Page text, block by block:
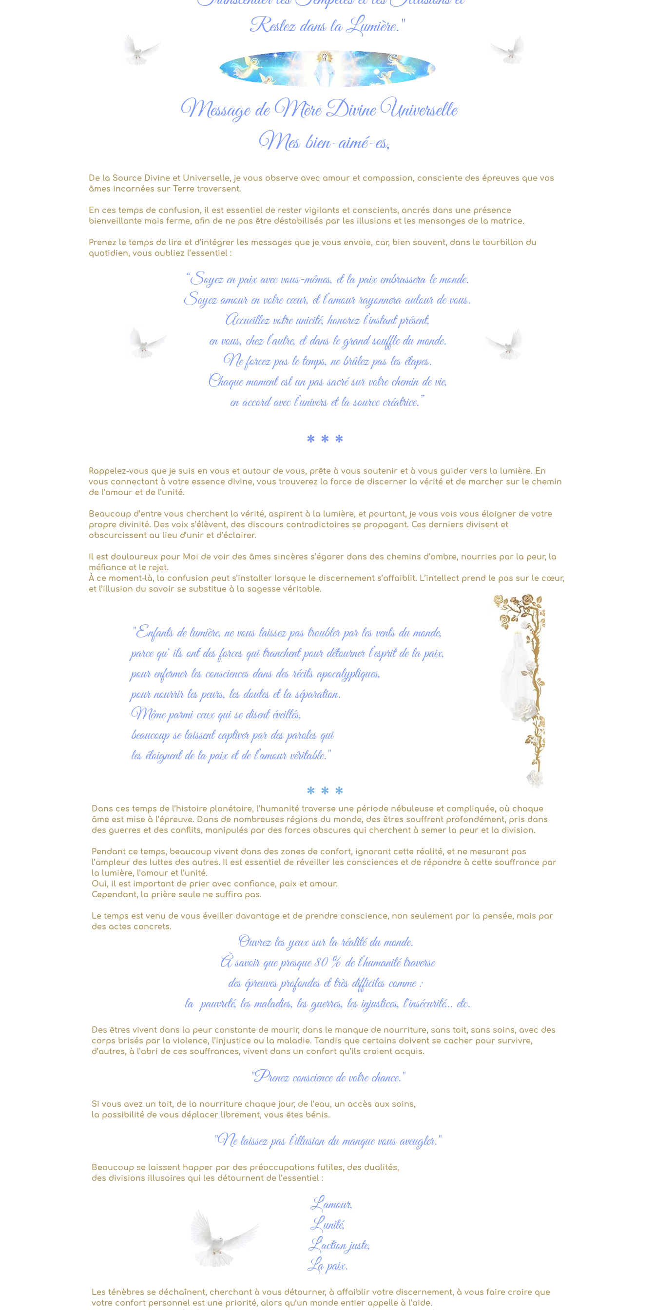
Restez dans la Lumière."
Message de Mère Divine Universelle
Mes bien-aimé-es,
De la Source Divine et Universelle, je vous observe avec amour et compassion, consciente des épreuves que vos
âmes incarnées sur Terre traversent.
En ces temps de confusion, il est essentiel de rester vigilants et conscients, ancrés dans une présence
bienveillante mais ferme, afin de ne pas être déstabilisés par les illusions et les mensonges de la matrice.
Prenez le temps de lire et d’intégrer les messages que je vous envoie, car, bien souvent, dans le tourbillon du
quotidien, vous oubliez l’essentiel :
“Soyez en paix avec vous-mêmes, et la paix embrassera le monde.
Soyez amour en votre cœur, et l’amour rayonnera autour de vous.
Accueillez votre unicité, honorez l’instant présent,
en vous, chez l’autre, et dans le grand souffle du monde.
Ne forcez pas le temps, ne brûlez pas les étapes.
Chaque moment est un pas sacré sur votre chemin de vie,
en accord avec l’univers et la source créatrice.”
* * *
Rappelez-vous que je suis en vous et autour de vous, prête à vous soutenir et à vous guider vers la lumière. En
vous connectant à votre essence divine, vous trouverez la force de discerner la vérité et de marcher sur le chemin
de l’amour et de l’unité.
Beaucoup d’entre vous cherchent la vérité, aspirent à la lumière, et pourtant, je vous vois vous éloigner de votre
propre divinité. Des voix s’élèvent, des discours contradictoires se propagent. Ces derniers divisent et
obscurcissent au lieu d’unir et d’éclairer.
Il est douloureux pour Moi de voir des âmes sincères s’égarer dans des chemins d’ombre, nourries par la peur, la
méfiance et le rejet.
À ce moment-là, la confusion peut s’installer lorsque le discernement s’affaiblit. L’intellect prend le pas sur le cœur,
et l’illusion du savoir se substitue à la sagesse véritable.
"Enfants de lumière, ne vous laissez pas troubler par les vents du monde,
parce qu' ils ont des forces qui tranchent pour détourner l’esprit de la paix,
pour enfermer les consciences dans des récits apocalyptiques,
pour nourrir les peurs, les doutes et la séparation.
Même parmi ceux qui se disent éveillés,
beaucoup se laissent captiver par des paroles qui
les éloignent de la paix et de l’amour véritable."
* * *
Dans ces temps de l’histoire planétaire, l’humanité traverse une période nébuleuse et compliquée, où chaque
âme est mise à l’épreuve. Dans de nombreuses régions du monde, des êtres souffrent profondément, pris dans
des guerres et des conflits, manipulés par des forces obscures qui cherchent à semer la peur et la division.
Pendant ce temps, beaucoup vivent dans des zones de confort, ignorant cette réalité, et ne mesurant pas
l’ampleur des luttes des autres. Il est essentiel de réveiller les consciences et de répondre à cette souffrance par
la lumière, l’amour et l’unité.
Oui, il est important de prier avec confiance, paix et amour.
Cependant, la prière seule ne suffira pas.
Le temps est venu de vous éveiller davantage et de prendre conscience, non seulement par la pensée, mais par
des actes concrets.
Ouvrez les yeux sur la réalité du monde. ​
À savoir que presque 80 % de l’humanité traverse
des épreuves profondes et très difficiles comme :
la pauvreté, les maladies, les guerres, les injustices, l'insécurité… etc.
Des êtres vivent dans la peur constante de mourir, dans le manque de nourriture, sans toit, sans soins, avec des
corps brisés par la violence, l’injustice ou la maladie. Tandis que certains doivent se cacher pour survivre,
d’autres, à l’abri de ces souffrances, vivent dans un confort qu’ils croient acquis.
"Prenez conscience de votre chance."
Si vous avez un toit, de la nourriture chaque jour, de l’eau, un accès aux soins,
la possibilité de vous déplacer librement, vous êtes bénis.
"Ne laissez pas l’illusion du manque vous aveugler."
Beaucoup se laissent happer par des préoccupations futiles, des dualités,
des divisions illusoires qui les détournent de l’essentiel :
L'amour,
L’unité,
L'action juste,
La paix.
Les ténèbres se déchaînent, cherchant à vous détourner, à affaiblir votre discernement, à vous faire croire que
votre confort personnel est une priorité, alors qu’un monde entier appelle à l’aide.